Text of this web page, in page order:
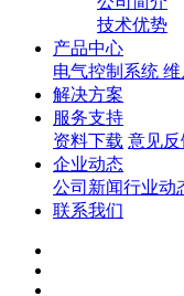
技术优势
产品中心
电气控制系统 维
解决方案
服务支持
资料下载 意见反
企业动态
公司新闻行业动
联系我们